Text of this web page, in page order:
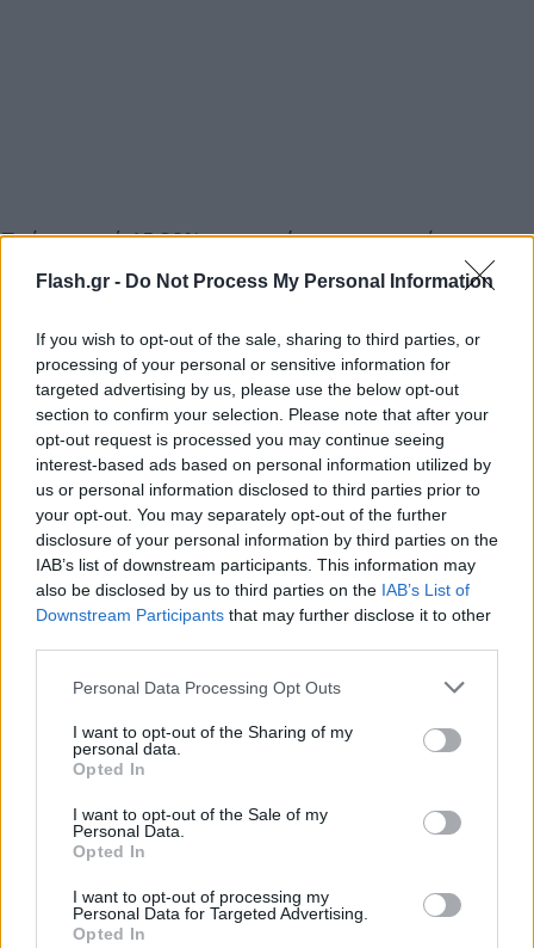
Flash.gr - Do Not Process My Personal Information
If you wish to opt-out of the sale, sharing to third parties, or
processing of your personal or sensitive information for
targeted advertising by us, please use the below opt-out
section to confirm your selection. Please note that after your
opt-out request is processed you may continue seeing
interest-based ads based on personal information utilized by
us or personal information disclosed to third parties prior to
your opt-out. You may separately opt-out of the further
disclosure of your personal information by third parties on the
IAB’s list of downstream participants. This information may
also be disclosed by us to third parties on the IAB’s List of
Downstream Participants that may further disclose it to other
Please note that this website/app uses one or more Google
not limited to your visit or usage behaviour. You may click to
grant or deny consent to Google and its third-party tags to
use your data for below specified purposes in below Google
consent section.
Personal Data Processing Opt Outs
I want to opt-out of the Sharing of my
personal data.
Opted In
I want to opt-out of the Sale of my
Personal Data.
Opted In
I want to opt-out of processing my
Personal Data for Targeted Advertising.
Opted In
Πτώση κατά 15,32% παρουσίασαν στο πρώτο
εξάμηνο φέτος τα κέρδη προ φόρων, τόκων και
υποχώρησαν στα 2,7 εκατ. ευρώ, έναντι των 3,15
εκατ. ευρώ στην αντίστοιχη περσινή περίοδο, με τα
ταμειακά διαθέσιμα και ισοδύναμα του ομίλου να
διαμορφώνονται την 30η Ιουνίου 2023 σε 65,6 εκατ.
ευρώ, από 71,5 εκατ. ευρώ την 31/12/2022, ήτοι
μείωση κατά 8,19 %. «Η μείωση αυτή οφείλεται
αποκλειστικά στην απορρόφηση κονδυλίων για
επενδύσεις και συγκεκριμένα ύψους 5,76 εκατ.
ευρώ», τονίζεται στην ανακοίνωση της εταιρείας.
τεχνολογικές εφαρμογές και εκπαίδευση του
ανθρώπινου δυναμικού της, η ΕΥΑΘ ΑΕ προχωρά
στην επίτευξη των στρατηγικών της στόχων για
2026, μείωση του υδατικού της αποτυπώματος
κατά 20% και του ανθρακικού κατά 50% ως το 2030
– το δεύτερο πιθανότατα και από το 2026»,
επισημαίνει ο πρόεδρος της εταιρείας, ‘Αγις